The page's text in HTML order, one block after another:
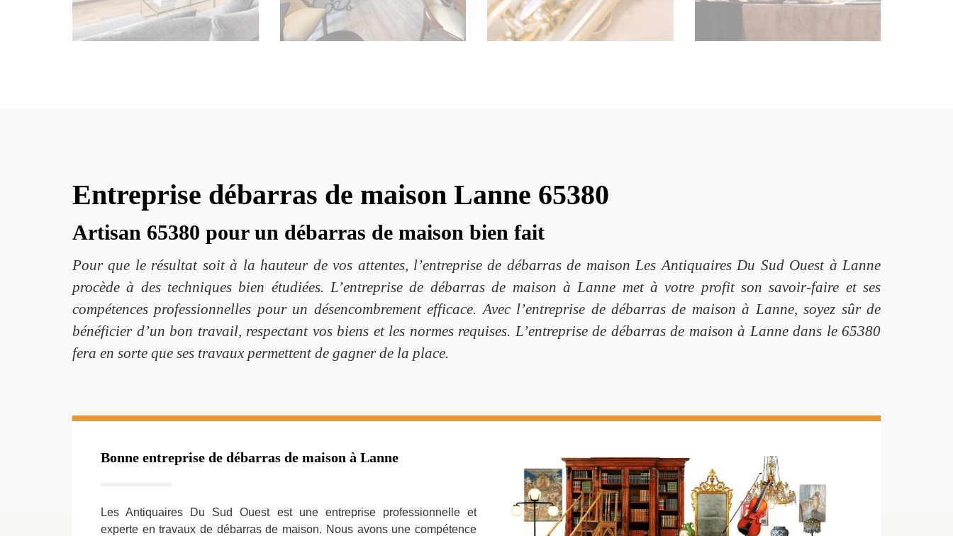
Entreprise débarras de maison Lanne 65380
Artisan 65380 pour un débarras de maison bien fait
Pour que le résultat soit à la hauteur de vos attentes, l’entreprise de débarras de maison Les Antiquaires Du Sud Ouest à Lanne
procède à des techniques bien étudiées. L’entreprise de débarras de maison à Lanne met à votre profit son savoir-faire et ses
compétences professionnelles pour un désencombrement efficace. Avec l’entreprise de débarras de maison à Lanne, soyez sûr de
bénéficier d’un bon travail, respectant vos biens et les normes requises. L’entreprise de débarras de maison à Lanne dans le 65380
fera en sorte que ses travaux permettent de gagner de la place.
Bonne entreprise de débarras de maison à Lanne
Les Antiquaires Du Sud Ouest est une entreprise professionnelle et
experte en travaux de débarras de maison. Nous avons une compétence